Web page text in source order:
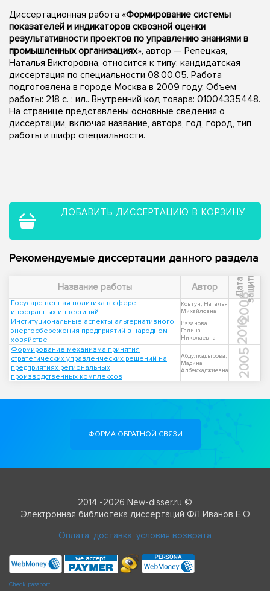
Диссертационная работа «Формирование системы
показателей и индикаторов сквозной оценки
результативности проектов по управлению знаниями в
промышленных организациях», автор — Репецкая,
Наталья Викторовна, относится к типу: кандидатская
диссертация по специальности 08.00.05. Работа
подготовлена в городе Москва в 2009 году. Объем
работы: 218 с. : ил.. Внутренний код товара: 01004335448.
На странице представлены основные сведения о
диссертации, включая название, автора, год, город, тип
работы и шифр специальности.
ДОБАВИТЬ ДИССЕРТАЦИЮ В КОРЗИНУ
Рекомендуемые диссертации данного раздела
Название работы Автор Д
а
т
а
з
а
щ
и
ты
Государственная политика в сфере
иностранных инвестиций
Ковтун, Наталья
Михайловна
2006
Институциональные аспекты альтернативного
энергосбережения предприятий в народном
хозяйстве
Рязанова
Галина
Николаевна
2016
Формирование механизма принятия
стратегических управленческих решений на
предприятиях региональных
производственных комплексов
Абдулкадырова,
Мадина
Албекхаджиевна
2005
ФОРМА ОБРАТНОЙ СВЯЗИ
2014 -2026 New-disser.ru ©
Электронная библиотека диссертаций ФЛ Иванов Е О
Оплата, доставка, условия возврата
Check passport